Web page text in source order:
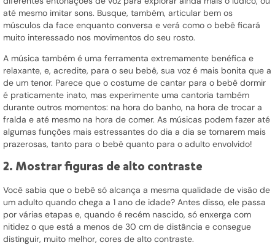
até mesmo imitar sons. Busque, também, articular bem os
músculos da face enquanto conversa e verá como o bebê ficará
muito interessado nos movimentos do seu rosto.
A música também é uma ferramenta extremamente benéfica e
relaxante, e, acredite, para o seu bebê, sua voz é mais bonita que a
de um tenor. Parece que o costume de cantar para o bebê dormir
é praticamente inato, mas experimente uma cantoria também
durante outros momentos: na hora do banho, na hora de trocar a
fralda e até mesmo na hora de comer. As músicas podem fazer até
algumas funções mais estressantes do dia a dia se tornarem mais
prazerosas, tanto para o bebê quanto para o adulto envolvido!
2. Mostrar figuras de alto contraste
Você sabia que o bebê só alcança a mesma qualidade de visão de
um adulto quando chega a 1 ano de idade? Antes disso, ele passa
por várias etapas e, quando é recém nascido, só enxerga com
nitidez o que está a menos de 30 cm de distância e consegue
distinguir, muito melhor, cores de alto contraste.